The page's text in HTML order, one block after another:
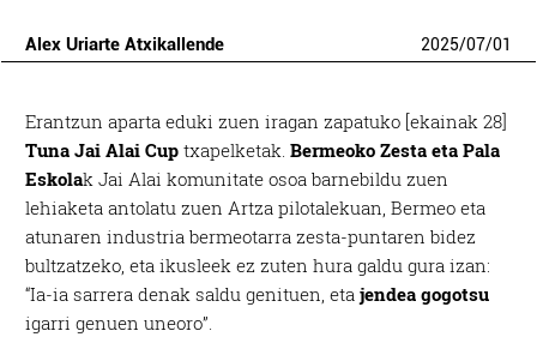
Alex Uriarte Atxikallende 2025/07/01
Erantzun aparta eduki zuen iragan zapatuko [ekainak 28]
Tuna Jai Alai Cup txapelketak.Bermeoko Zesta eta Pala
Eskolak Jai Alai komunitate osoa barnebildu zuen
lehiaketa antolatu zuen Artza pilotalekuan, Bermeo eta
atunaren industria bermeotarra zesta-puntaren bidez
bultzatzeko, eta ikusleek ez zuten hura galdu gura izan:
“Ia-ia sarrera denak saldu genituen, etajendea gogotsu
igarri genuen uneoro”.